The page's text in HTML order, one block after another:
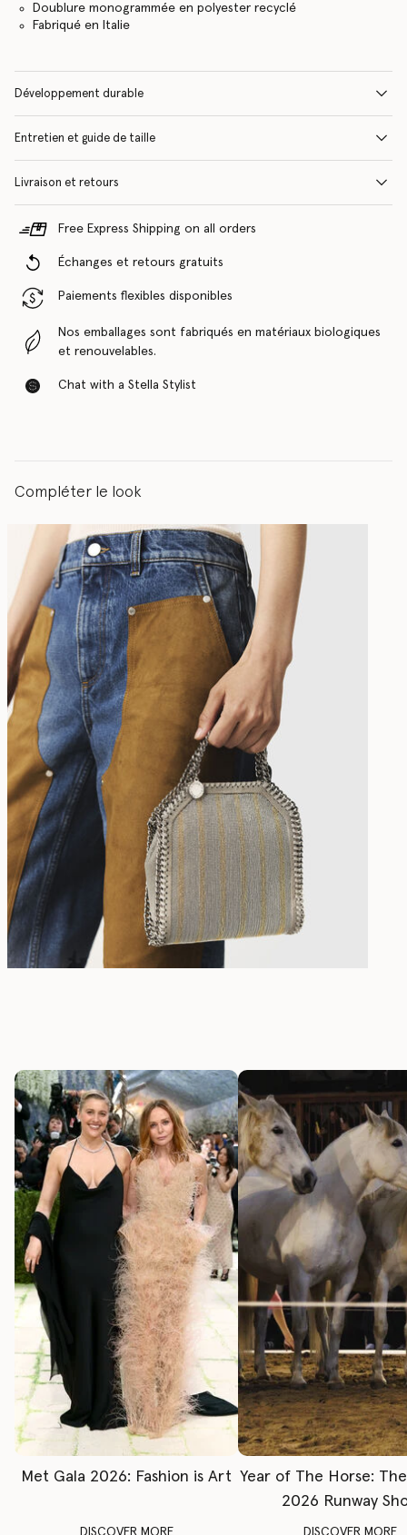
Doublure monogrammée en polyester recyclé
Fabriqué en Italie
Développement durable
Entretien et guide de taille
Livraison et retours
Free Express Shipping on all orders
Échanges et retours gratuits
Paiements flexibles disponibles
Nos emballages sont fabriqués en matériaux biologiques
et renouvelables.
Chat with a Stella Stylist
Compléter le look
Met Gala 2026: Fashion is Art
DISCOVER MORE
Year of The Horse:
2026 Runway
DISCOVER MORE